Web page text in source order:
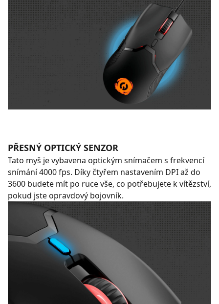
PŘESNÝ OPTICKÝ SENZOR
Tato myš je vybavena optickým snímačem s frekvencí
snímání 4000 fps. Díky čtyřem nastavením DPI až do
3600 budete mít po ruce vše, co potřebujete k vítězství,
pokud jste opravdový bojovník.